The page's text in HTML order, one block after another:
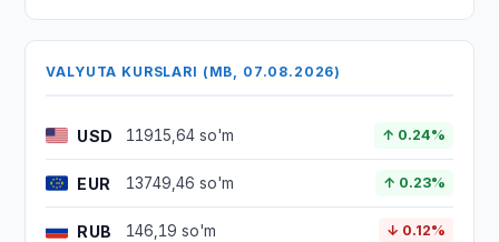
VALYUTA KURSLARI (MB, 07.08.2026)
USD 11915,64 so'm ↑ 0.24%
EUR 13749,46 so'm ↑ 0.23%
RUB 146,19 so'm ↓ 0.12%